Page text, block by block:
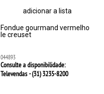
adicionar a lista
Fondue gourmand vermelho
le creuset
044893
Consulte a disponibilidade:
Televendas - (31)3235-8200